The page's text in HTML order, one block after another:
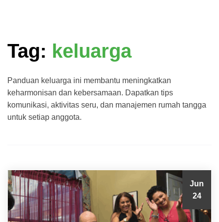
Tag: keluarga
Panduan keluarga ini membantu meningkatkan
keharmonisan dan kebersamaan. Dapatkan tips
komunikasi, aktivitas seru, dan manajemen rumah tangga
untuk setiap anggota.
Jun
24